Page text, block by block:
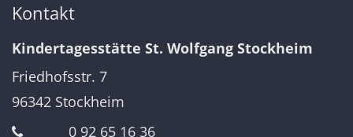
Kontakt
Kindertagesstätte St. Wolfgang Stockheim
Friedhofsstr. 7
96342 Stockheim
0 92 65 16 36